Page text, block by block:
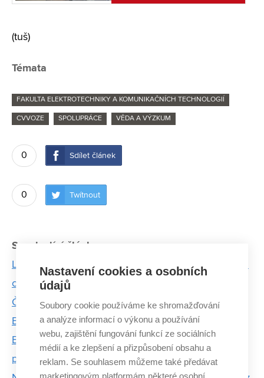
(tuš)
Témata
FAKULTA ELEKTROTECHNIKY A KOMUNIKAČNÍCH TECHNOLOGIÍ
CVVOZE SPOLUPRÁCE VĚDA A VÝZKUM
0 Sdílet článek
0 Twítnout
Související články:
Laboratoř velmi vysokých napětí slouží zájemcům z
celého světa. Její vybavení i zaměření nemá v
Česku obdoby
Bolesti čelistí pomůže řešit unikátní software
Elektroporační zařízení z VUT usiluje o evropský
patent. Pomáhat bude kardiologům i hepatologům
Nastavení cookies a osobních
údajů
Soubory cookie používáme ke shromažďování
a analýze informací o výkonu a používání
webu, zajištění fungování funkcí ze sociálních
médií a ke zlepšení a přizpůsobení obsahu a
reklam. Se souhlasem můžeme také předávat
marketingovým platformám některé osobní